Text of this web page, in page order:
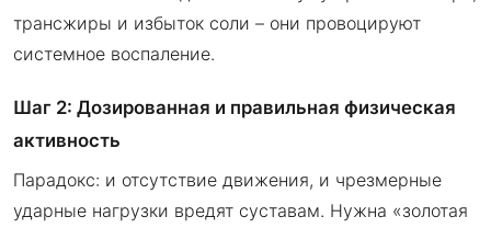
трансжиры и избыток соли – они провоцируют
системное воспаление.
Шаг 2: Дозированная и правильная физическая
активность
Парадокс: и отсутствие движения, и чрезмерные
ударные нагрузки вредят суставам. Нужна «золотая